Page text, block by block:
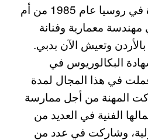
، المولودة في روسيا عام 1985 من أم
معمارية وفنانة
وتعيش الآن بدبي.
البكالوريوس في
في هذا المجال لمدة
المهنة من أجل ممارسة
الفنية في العديد من
وشاركت في عدد من